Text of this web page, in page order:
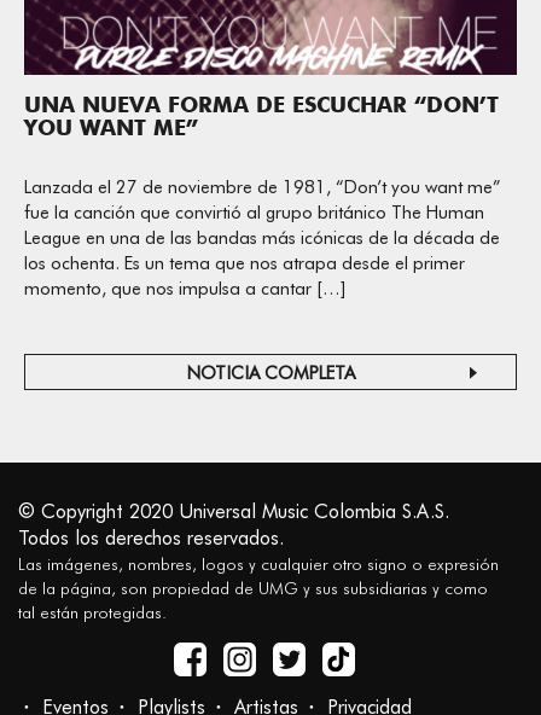
UNA NUEVA FORMA DE ESCUCHAR “DON’T
YOU WANT ME”
Lanzada el 27 de noviembre de 1981, “Don’t you want me”
fue la canción que convirtió al grupo británico The Human
League en una de las bandas más icónicas de la década de
los ochenta. Es un tema que nos atrapa desde el primer
momento, que nos impulsa a cantar […]
NOTICIA COMPLETA
© Copyright 2020 Universal Music Colombia S.A.S.
Todos los derechos reservados.
Las imágenes, nombres, logos y cualquier otro signo o expresión
de la página, son propiedad de UMG y sus subsidiarias y como
tal están protegidas.
Eventos Playlists Artistas Privacidad